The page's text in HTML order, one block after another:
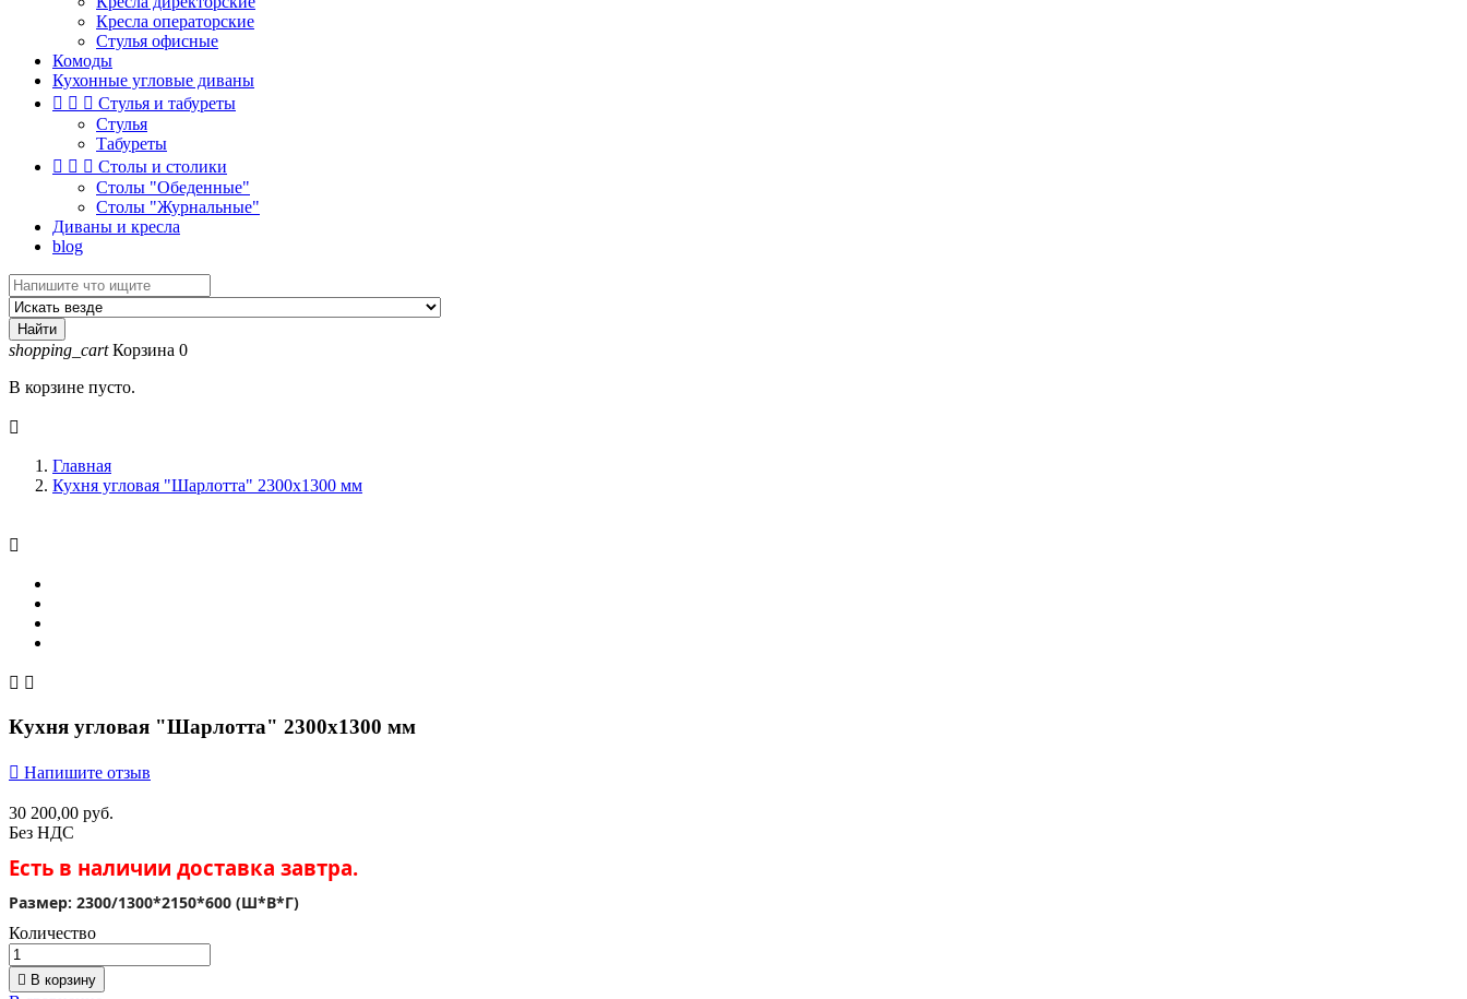
Кресла операторские
Стулья офисные
Комоды
Кухонные угловые диваны
   Стулья и табуреты
Стулья
Табуреты
   Столы и столики
Столы "Обеденные"
Столы "Журнальные"
Диваны и кресла
blog
Найти
shopping_cart Корзина 0
В корзине пусто.

Главная
Кухня угловая "Шарлотта" 2300х1300 мм

 
Кухня угловая "Шарлотта" 2300х1300 мм
 Напишите отзыв
30 200,00 руб.
Без НДС
Есть в наличии доставка завтра.
Размер: 2300/1300*2150*600 (Ш*В*Г)
Количество
 В корзину